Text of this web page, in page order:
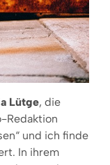
Lütge, die
Redaktion
und ich finde
In ihrem